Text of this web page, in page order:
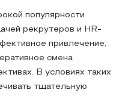
популярности
рекрутеров и HR-
привлечение,
смена
В условиях таких
тщательную